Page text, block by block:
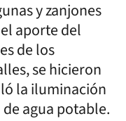
y zanjones
aporte del
de los
se hicieron
la iluminación
agua potable.